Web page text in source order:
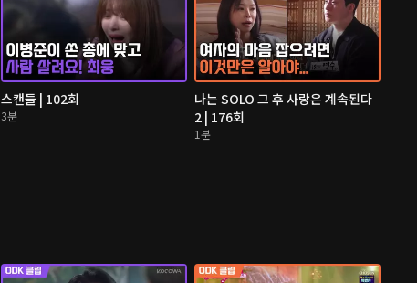
스캔들 | 102회
3분
나는 SOLO 그 후 사랑은 계속된다
2 | 176회
1분